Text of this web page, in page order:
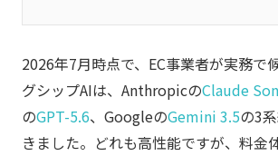
2026年7月時点で、EC事業者が実務で
グシップAIは、AnthropicのClaude
のGPT-5.6、GoogleのGemini 3.5の3
きました。どれも高性能ですが、料金